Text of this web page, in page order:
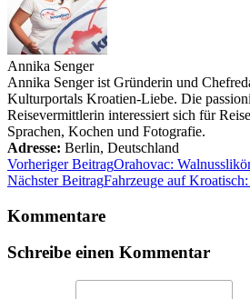
Annika Senger
Annika Senger ist Gründerin und
Kulturportals Kroatien-Liebe. Die
Reisevermittlerin interessiert sich für
Sprachen, Kochen und Fotografie.
Adresse: Berlin, Deutschland
Vorheriger BeitragOrahovac:
Nächster BeitragFahrzeuge auf
Kommentare
Schreibe einen Kommentar